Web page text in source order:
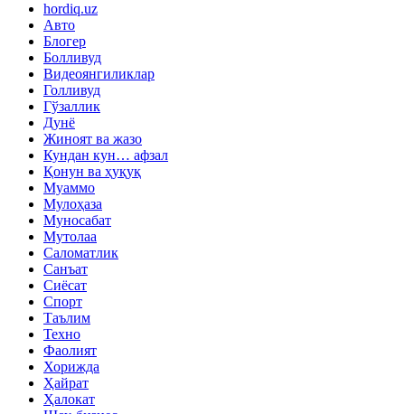
hordiq.uz
Авто
Блогер
Болливуд
Видеоянгиликлар
Голливуд
Гўзаллик
Дунё
Жиноят ва жазо
Кундан кун… афзал
Қонун ва ҳуқуқ
Муаммо
Мулоҳаза
Муносабат
Мутолаа
Саломатлик
Санъат
Сиёсат
Спорт
Таълим
Техно
Фаолият
Хорижда
Ҳайрат
Ҳалокат